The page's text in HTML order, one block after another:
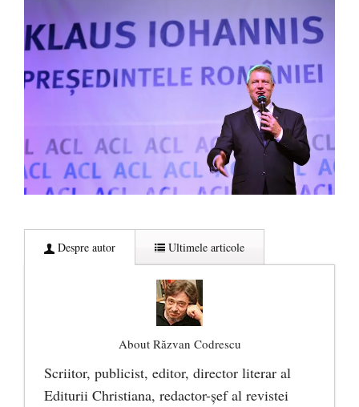
Despre autor Ultimele articole
About Răzvan Codrescu
Scriitor, publicist, editor, director literar al
Editurii Christiana, redactor-şef al revistei